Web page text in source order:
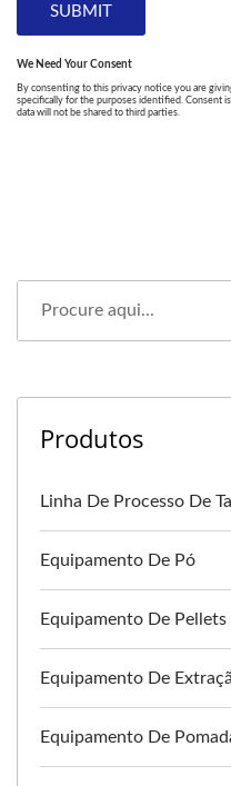
Produtos
Linha De Processo De
Equipamento De Pó
Equipamento De Pellets
Equipamento De
Equipamento De